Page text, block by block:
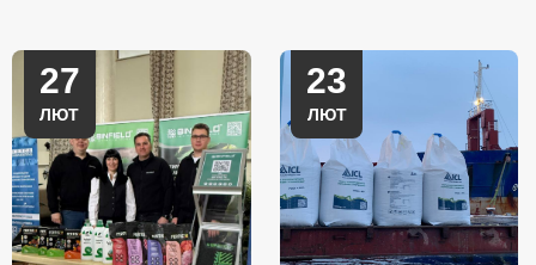
27
ЛЮТ
23
ЛЮТ